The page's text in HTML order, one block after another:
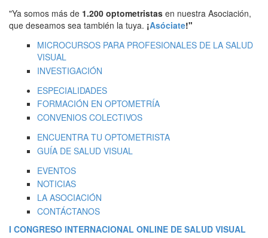
"Ya somos más de 1.200 optometristas en nuestra Asociación,
que deseamos sea también la tuya. ¡Asóciate!"
MICROCURSOS PARA PROFESIONALES DE LA SALUD
VISUAL
INVESTIGACIÓN
ESPECIALIDADES
FORMACIÓN EN OPTOMETRÍA
CONVENIOS COLECTIVOS
ENCUENTRA TU OPTOMETRISTA
GUÍA DE SALUD VISUAL
EVENTOS
NOTICIAS
LA ASOCIACIÓN
CONTÁCTANOS
I CONGRESO INTERNACIONAL ONLINE DE SALUD VISUAL